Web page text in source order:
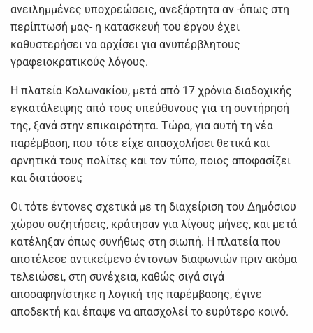
ανειλημμένες υποχρεώσεις, ανεξάρτητα αν -όπως στη
περίπτωσή μας- η κατασκευή του έργου έχει
καθυστερήσει να αρχίσει για ανυπέρβλητους
γραφειοκρατικούς λόγους.
Η πλατεία Κολωνακίου, μετά από 17 χρόνια διαδοχικής
εγκατάλειψης από τους υπεύθυνους για τη συντήρησή
της, ξανά στην επικαιρότητα. Τώρα, για αυτή τη νέα
παρέμβαση, που τότε είχε απασχολήσει θετικά και
αρνητικά τους πολίτες και τον τύπο, ποιος αποφασίζει
και διατάσσει;
Οι τότε έντονες σχετικά με τη διαχείριση του Δημόσιου
χώρου συζητήσεις, κράτησαν για λίγους μήνες, και μετά
κατέληξαν όπως συνήθως στη σιωπή. Η πλατεία που
απoτέλεσε αντικείμενο έντονων διαφωνιών πριν ακόμα
τελειώσει, στη συνέχεια, καθώς σιγά σιγά
αποσαφηνίστηκε η λογική της παρέμβασης, έγινε
αποδεκτή και έπαψε να απασχολεί το ευρύτερο κοινό.